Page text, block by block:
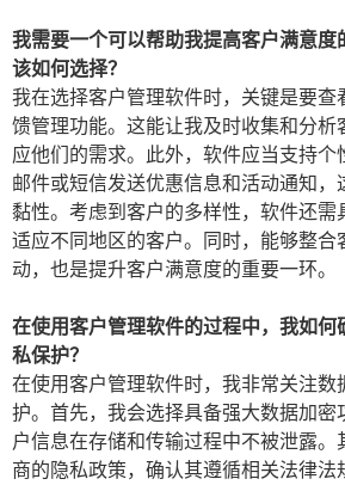
我需要一个可以帮助我提高客户满意度
该如何选择？
我在选择客户管理软件时，关键是要查
馈管理功能。这能让我及时收集和分析
应他们的需求。此外，软件应当支持个
邮件或短信发送优惠信息和活动通知，
黏性。考虑到客户的多样性，软件还需
适应不同地区的客户。同时，能够整合
动，也是提升客户满意度的重要一环。
在使用客户管理软件的过程中，我如何
私保护？
在使用客户管理软件时，我非常关注数
护。首先，我会选择具备强大数据加密
户信息在存储和传输过程中不被泄露。
商的隐私政策，确认其遵循相关法律法